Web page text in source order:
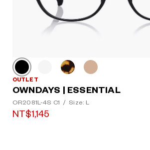
OUTLET
OWNDAYS | ESSENTIAL
OR2081L-4S C1 / Size: L
NT$1,145